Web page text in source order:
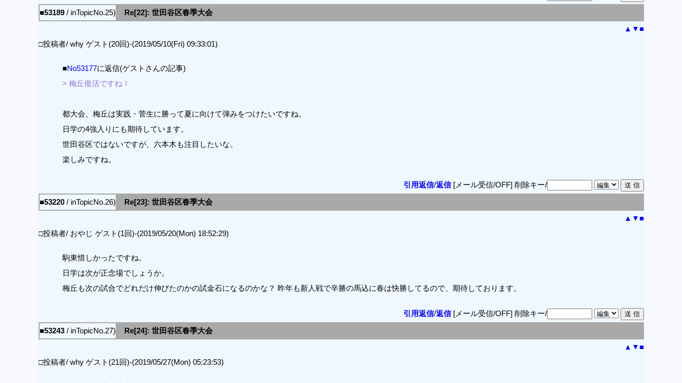
■53189/ inTopicNo.25)
Re[22]: 世田谷区春季大会
▲ ▼■
□投稿者/ why ゲスト(20回)-(2019/05/10(Fri) 09:33:01)
■No53177に返信(ゲストさんの記事)
> 梅丘復活ですね！
都大会、梅丘は実践・菅生に勝って夏に向けて弾みをつけたいですね。
日学の4強入りにも期待しています。
世田谷区ではないですが、六本木も注目したいな。
楽しみですね。
引用返信/返信[メール受信/OFF] 削除キー/
■53220/ inTopicNo.26)
Re[23]: 世田谷区春季大会
▲ ▼■
□投稿者/ おやじ ゲスト(1回)-(2019/05/20(Mon) 18:52:29)
駒東惜しかったですね。
日学は次が正念場でしょうか。
梅丘も次の試合でどれだけ伸びたのかの試金石になるのかな？ 昨年も新人戦で辛勝の馬込に春は快勝してるので、期待しております。
引用返信/返信[メール受信/OFF] 削除キー/
■53243/ inTopicNo.27)
Re[24]: 世田谷区春季大会
▲ ▼■
□投稿者/ why ゲスト(21回)-(2019/05/27(Mon) 05:23:53)